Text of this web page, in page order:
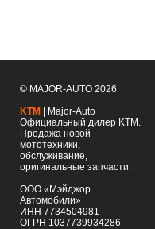
© MAJOR-AUTO 2026
KTM
| Major-Auto
Официальный дилер KTM.
Продажа новой
мототехники,
обслуживание,
оригинальные запчасти.
ООО «Мэйджор
Автомобили»
ИНН 7734504981
ОГРН 1037739934286